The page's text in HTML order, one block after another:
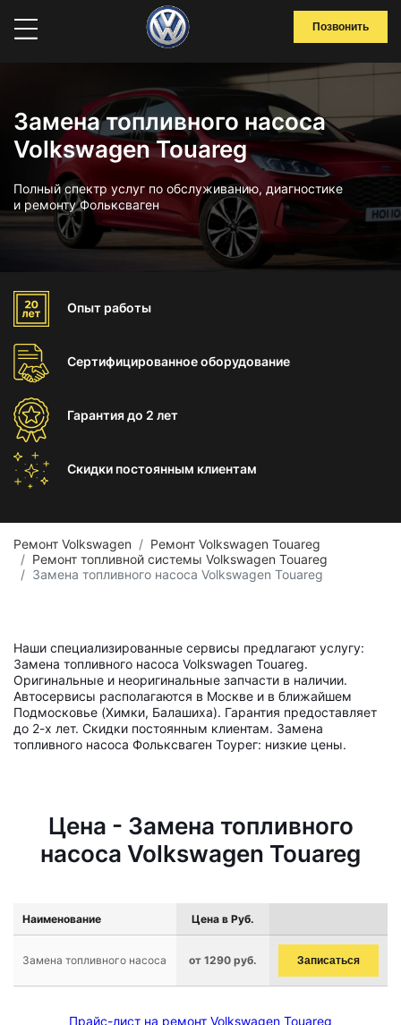
Позвонить
Замена топливного насоса
Volkswagen Touareg
Полный спектр услуг по обслуживанию, диагностике
и ремонту Фольксваген
Опыт работы
Сертифицированноеоборудование
Гарантиядо 2 лет
Скидки постоянным клиентам
Ремонт Volkswagen
Ремонт Volkswagen Touareg
Ремонт топливной системы Volkswagen Touareg
Замена топливного насоса Volkswagen Touareg
Наши специализированные сервисы предлагают услугу:
Замена топливного насоса Volkswagen Touareg.
Оригинальные и неоригинальные запчасти в наличии.
Автосервисы располагаются в Москве и в ближайшем
Подмосковье (Химки, Балашиха). Гарантия предоставляет
до 2-х лет. Скидки постоянным клиентам. Замена
топливного насоса Фольксваген Тоурег: низкие цены.
Цена - Замена топливного
насоса Volkswagen Touareg
Наименование Цена в Руб.
Замена топливного насоса от 1290 руб. Записаться
Прайс-лист на ремонт Volkswagen Touareg